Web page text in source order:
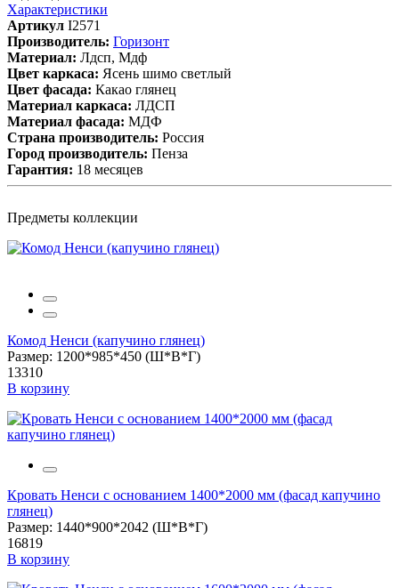
Характеристики
Артикул I2571
Производитель: Горизонт
Материал: Лдсп, Мдф
Цвет каркаса: Ясень шимо светлый
Цвет фасада: Какао глянец
Материал каркаса: ЛДСП
Материал фасада: МДФ
Cтрана производитель: Россия
Город производитель: Пенза
Гарантия: 18 месяцев
Предметы коллекции
Комод Ненси (капучино глянец)
Размер: 1200*985*450 (Ш*В*Г)
13310
В корзину
Кровать Ненси с основанием 1400*2000 мм (фасад капучино
глянец)
Размер: 1440*900*2042 (Ш*В*Г)
16819
В корзину